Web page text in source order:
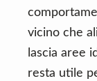
vicino che
lascia aree
resta utile